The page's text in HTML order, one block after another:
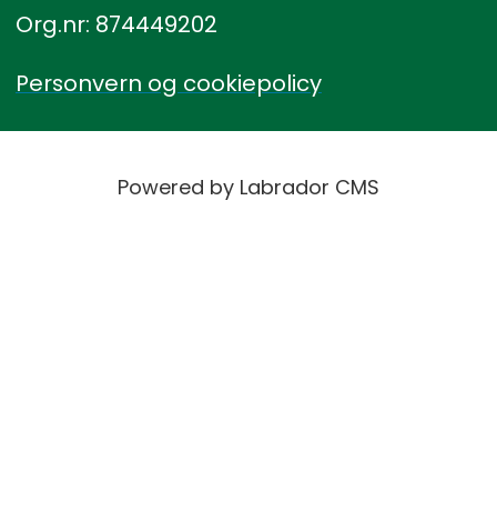
Org.nr: 874449202
Personvern og cookiepolicy
Powered by Labrador CMS